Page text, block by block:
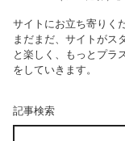
サイトにお立ち寄りく
まだまだ、サイトがス
と楽しく、もっとプラ
をしていきます。
記事検索